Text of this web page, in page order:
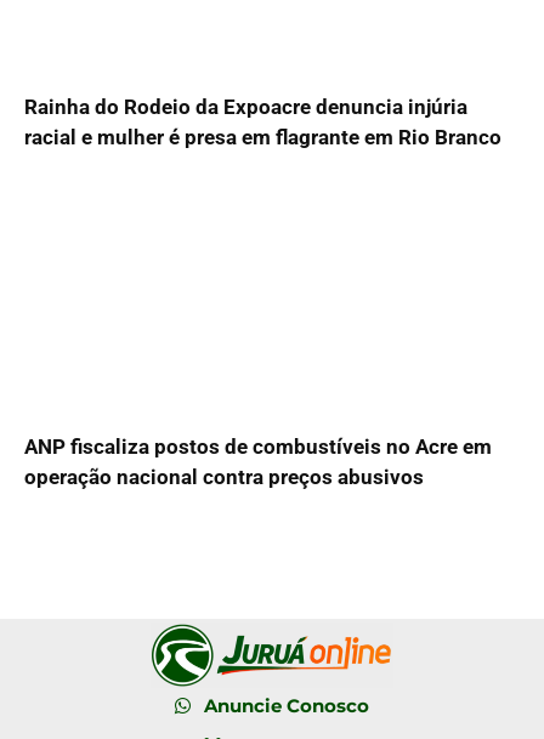
Rainha do Rodeio da Expoacre denuncia injúria
racial e mulher é presa em flagrante em Rio Branco
ANP fiscaliza postos de combustíveis no Acre em
operação nacional contra preços abusivos
Anuncie Conosco